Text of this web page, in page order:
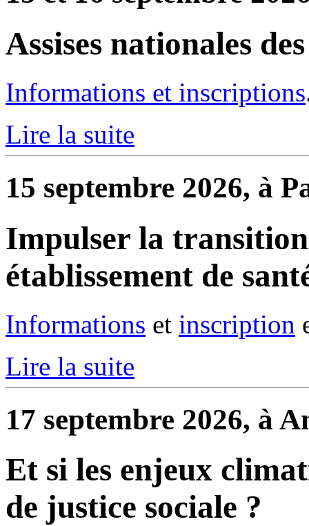
Assises nationales
Informations et inscriptions
Lire la suite
15 septembre 2026, à
Impulser la transition
établissement de
Informations et inscription
Lire la suite
17 septembre 2026, à
Et si les enjeux
de justice sociale ?